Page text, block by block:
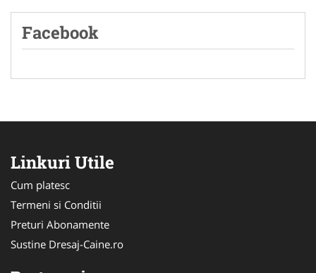
Facebook
Linkuri Utile
Cum platesc
Termeni si Conditii
Preturi Abonamente
Sustine Dresaj-Caine.ro